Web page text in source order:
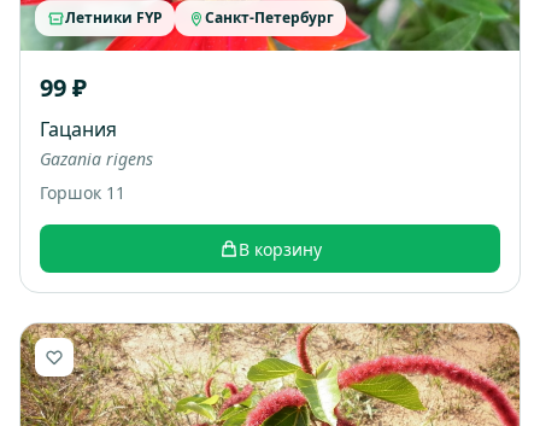
Летники FYP Санкт-Петербург
99 ₽
Гацания
Gazania rigens
Горшок 11
В корзину